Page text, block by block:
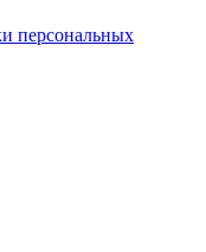
персональных